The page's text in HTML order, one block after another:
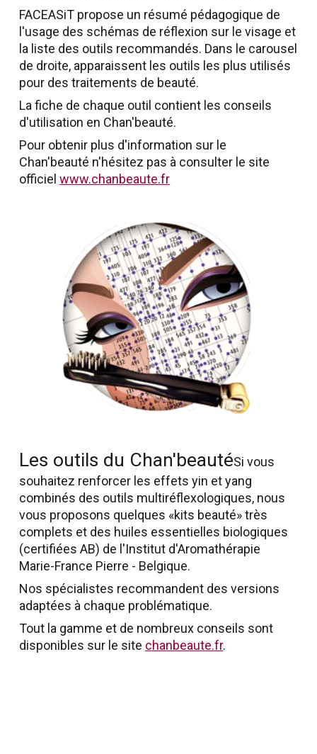
FACEASiT propose un résumé pédagogique de
l'usage des schémas de réflexion sur le visage et
la liste des outils recommandés. Dans le carousel
de droite, apparaissent les outils les plus utilisés
pour des traitements de beauté.
La fiche de chaque outil contient les conseils
d'utilisation en Chan'beauté.
Pour obtenir plus d'information sur le
Chan'beauté n'hésitez pas à consulter le site
officiel www.chanbeaute.fr
Les outils du Chan'beautéSi vous
souhaitez renforcer les effets yin et yang
combinés des outils multiréflexologiques, nous
vous proposons quelques «kits beauté» très
complets et des huiles essentielles biologiques
(certifiées AB) de l'Institut d'Aromathérapie
Marie-France Pierre - Belgique.
Nos spécialistes recommandent des versions
adaptées à chaque problématique.
Tout la gamme et de nombreux conseils sont
disponibles sur le site chanbeaute.fr.